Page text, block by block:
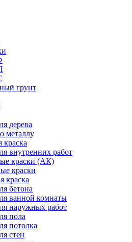
грунт
дерева
металлу
краска
внутренних работ
краски (АК)
краски
краска
бетона
ванной комнаты
наружных работ
пола
потолка
стен